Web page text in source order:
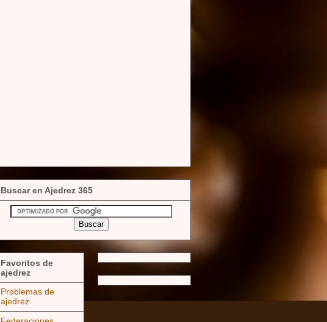
Buscar en Ajedrez 365
Favoritos de
ajedrez
Problemas de
ajedrez